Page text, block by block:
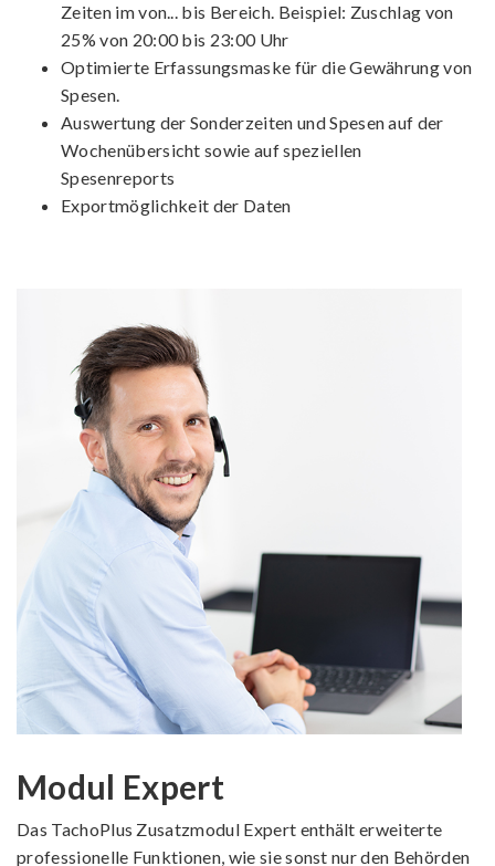
Zeiten im von... bis Bereich. Beispiel: Zuschlag von
25% von 20:00 bis 23:00 Uhr
Optimierte Erfassungsmaske für die Gewährung von
Spesen.
Auswertung der Sonderzeiten und Spesen auf der
Wochenübersicht sowie auf speziellen
Spesenreports
Exportmöglichkeit der Daten
Modul Expert
Das TachoPlus Zusatzmodul Expert enthält erweiterte
professionelle Funktionen, wie sie sonst nur den Behörden